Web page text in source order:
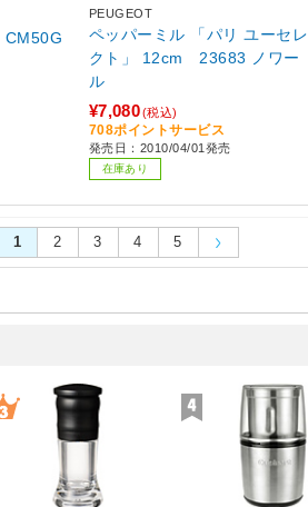
PEUGEOT
ペッパーミル 「パリ ユーセレ
クト」 12cm 23683 ノワー
ル
¥7,080(税込)
708ポイントサービス
発売日：2010/04/01発売
在庫あり
1 2 3 4 5